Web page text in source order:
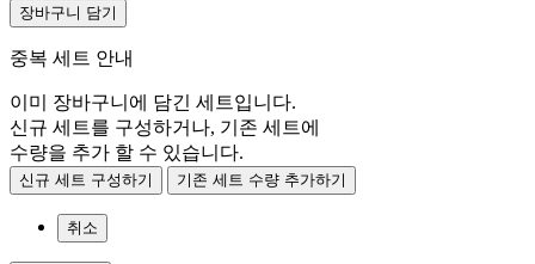
장바구니 담기
중복 세트 안내
이미 장바구니에 담긴 세트입니다.
신규 세트를 구성하거나, 기존 세트에
수량을 추가 할 수 있습니다.
신규 세트 구성하기 기존 세트 수량 추가하기
취소